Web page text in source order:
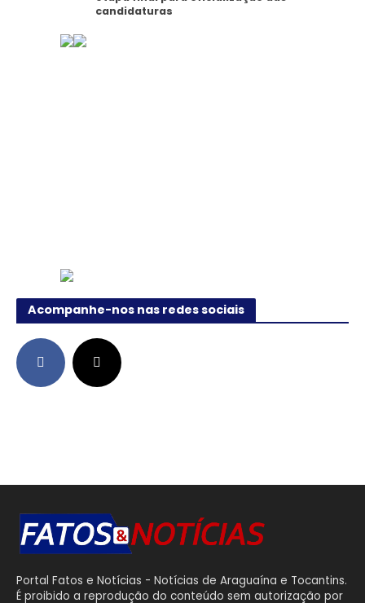
candidaturas
Acompanhe-nos nas redes sociais
Portal Fatos e Notícias - Notícias de Araguaína e Tocantins.
É proibido a reprodução do conteúdo sem autorização por